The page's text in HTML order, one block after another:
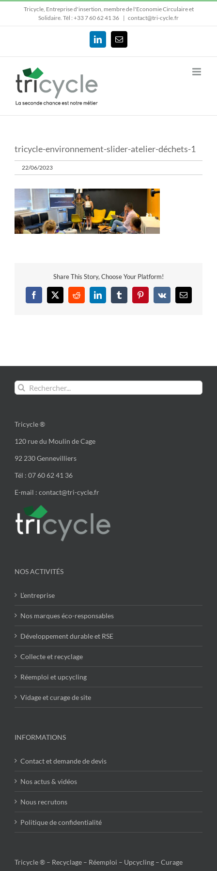
contenu
Tricycle, Entreprise d'insertion, membre de l'Economie Circulaire et
Solidaire. Tél : +33 7 60 62 41 36 | contact@tri-cycle.fr
LinkedInEmail
tricycle-environnement-slider-atelier-déchets-1
22/06/2023
Share This Story, Choose Your Platform!
Facebook
X RedditLinkedInTumblrPinterest
Vk Email
Rechercher:
Tricycle ®
120 rue du Moulin de Cage
92 230 Gennevilliers
Tél : 07 60 62 41 36
E-mail : contact@tri-cycle.fr
NOS ACTIVITÉS
L’entreprise
Nos marques éco-responsables
Développement durable et RSE
Collecte et recyclage
Réemploi et upcycling
Vidage et curage de site
INFORMATIONS
Contact et demande de devis
Nos actus & vidéos
Nous recrutons
Politique de confidentialité
Tricycle ® – Recyclage – Réemploi – Upcycling – Curage